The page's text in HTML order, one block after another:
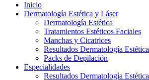
Inicio
Dermatología Estética y Láser
Dermatología Estética
Tratamientos Estéticos Faciales
Manchas y Cicatrices
Resultados Dermatología Estética
Packs de Depilación
Especialidades
Resultados Dermatología Estética